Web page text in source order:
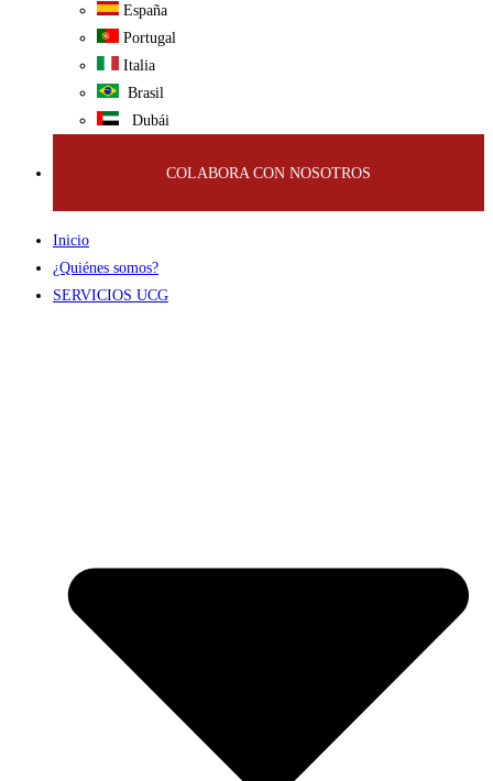
España
Portugal
Italia
Brasil
Dubái
COLABORA CON NOSOTROS
Inicio
¿Quiénes somos?
SERVICIOS UCG